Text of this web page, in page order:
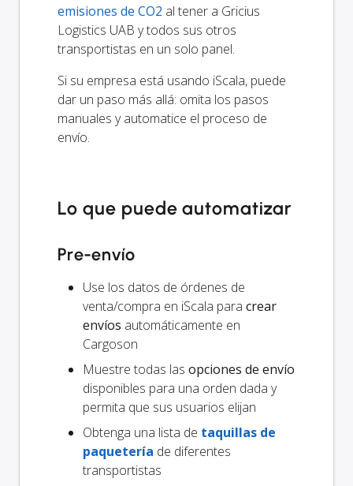
emisiones de CO2 al tener a Gricius
Logistics UAB y todos sus otros
transportistas en un solo panel.
Si su empresa está usando iScala, puede
dar un paso más allá: omita los pasos
manuales y automatice el proceso de
envío.
Lo que puede automatizar
Pre-envío
Use los datos de órdenes de
venta/compra en iScala para crear
envíos automáticamente en
Cargoson
Muestre todas las opciones de envío
disponibles para una orden dada y
permita que sus usuarios elijan
Obtenga una lista de taquillas de
paquetería de diferentes
transportistas